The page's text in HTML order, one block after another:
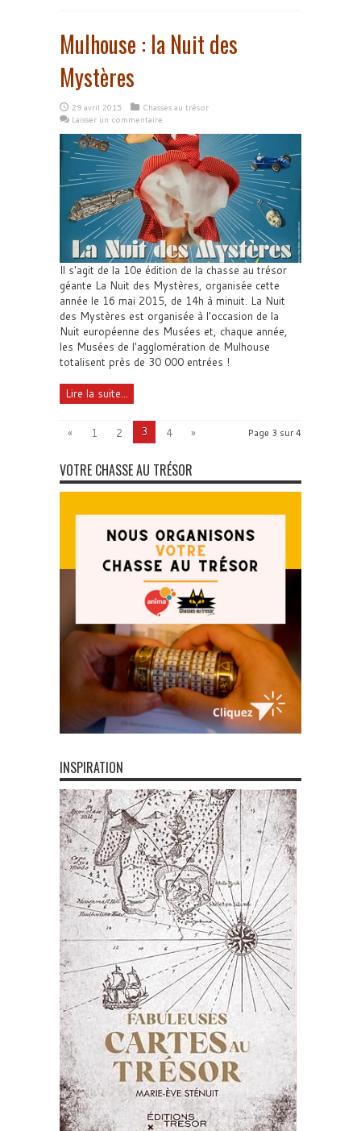
Mulhouse : la Nuit des
Mystères
29 avril 2015
Chasses au trésor
Laisser un commentaire
Il s'agit de la 10e édition de la chasse au trésor
géante La Nuit des Mystères, organisée cette
année le 16 mai 2015, de 14h à minuit. La Nuit
des Mystères est organisée à l'occasion de la
Nuit européenne des Musées et, chaque année,
les Musées de l'agglomération de Mulhouse
totalisent près de 30 000 entrées !
Lire la suite...
Page 3 sur 4
« 1 2 3 4 »
VOTRE CHASSE AU TRÉSOR
INSPIRATION